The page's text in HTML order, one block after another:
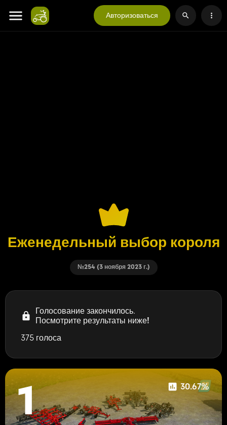
Авторизоваться
Еженедельный выбор короля
№254 (3 ноября 2023 г.)
Голосование закончилось.
Посмотрите результаты ниже!
375 голоса
1 30.67%